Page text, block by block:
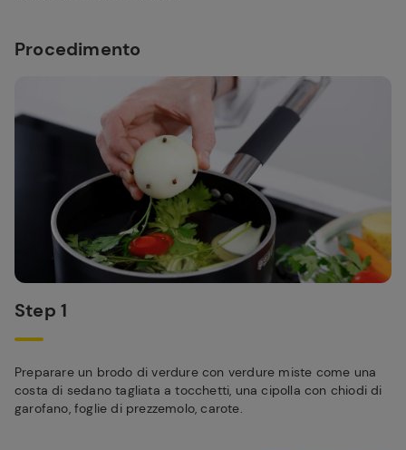
Procedimento
Step 1
Preparare un brodo di verdure con verdure miste come una
costa di sedano tagliata a tocchetti, una cipolla con chiodi di
garofano, foglie di prezzemolo, carote.